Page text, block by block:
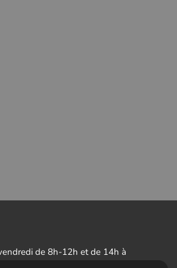
de 8h-12h et de 14h à